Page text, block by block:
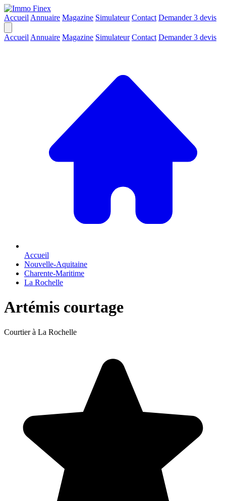
Accueil Annuaire Magazine Simulateur Contact Demander 3 devis
Accueil Annuaire Magazine Simulateur Contact Demander 3 devis
Accueil
Nouvelle-Aquitaine
Charente-Maritime
La Rochelle
Artémis courtage
Courtier à La Rochelle